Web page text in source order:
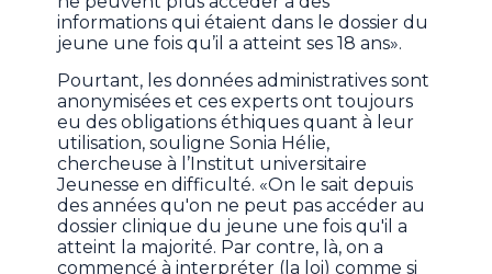
informations qui étaient dans le dossier du
jeune une fois qu’il a atteint ses 18 ans».
Pourtant, les données administratives sont
anonymisées et ces experts ont toujours
eu des obligations éthiques quant à leur
utilisation, souligne Sonia Hélie,
chercheuse à l’Institut universitaire
Jeunesse en difficulté. «On le sait depuis
des années qu'on ne peut pas accéder au
dossier clinique du jeune une fois qu'il a
atteint la majorité. Par contre, là, on a
commencé à interpréter (la loi) comme si